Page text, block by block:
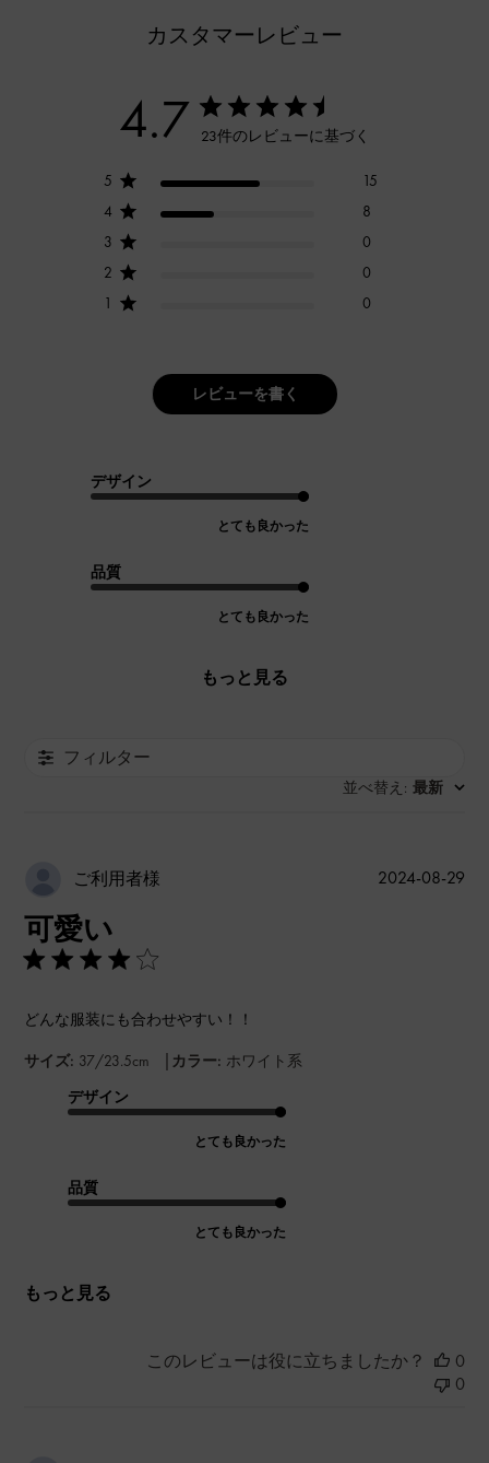
カスタマーレビュー
4.7 23件のレビューに基づく
5
15
4
8
3
0
2
0
1
0
レビューを書く
デザイン
とても良かった
品質
とても良かった
もっと見る
フィルター
並べ替え : 最新
ご利用者様
可愛い
どんな服装にも合わせやすい！！
サイズ: 37/23.5cm | カラー: ホワイト系
デザイン
とても良かった
品質
とても良かった
もっと見る
公
2024-08-29
このレビューは役に立ちましたか？
0
0